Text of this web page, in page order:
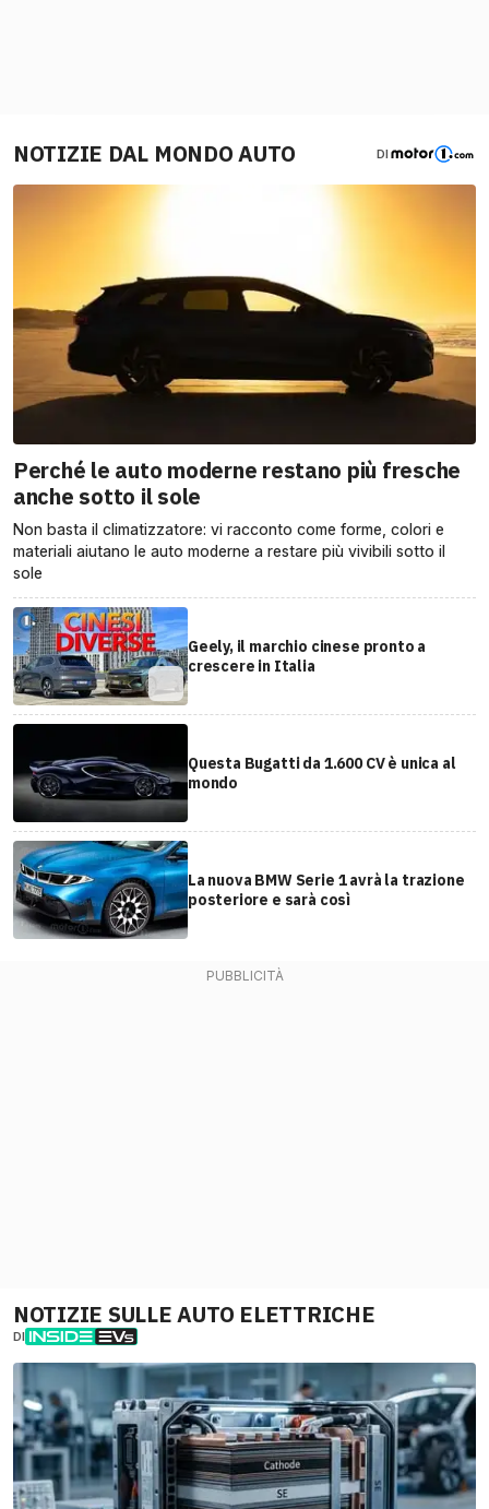
NOTIZIE DAL MONDO AUTO DI
Perché le auto moderne restano più fresche
anche sotto il sole
Non basta il climatizzatore: vi racconto come forme, colori e
materiali aiutano le auto moderne a restare più vivibili sotto il
sole
Geely, il marchio cinese pronto a
crescere in Italia
Questa Bugatti da 1.600 CV è unica al
mondo
La nuova BMW Serie 1 avrà la trazione
posteriore e sarà così
NOTIZIE SULLE AUTO ELETTRICHE
DI